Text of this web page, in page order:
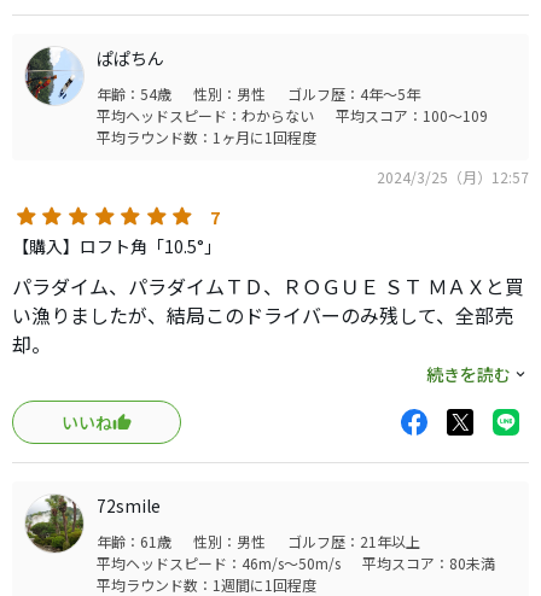
IP旗が220Y付近のゴルフ場でELYTEだとこの時期は越える
かちょい越えるぐらいの飛距離ですが、EPICは当たりが悪
くても余裕でオーバー。
ちょい飛ばし屋な気分を味合わせてくれる良いドライバー
でスーパーサブとして使用して行くつもりです。
ぱぱちん
年齢：54歳 性別：男性
ゴルフ歴：4年～5年
平均ヘッドスピード：わからない
平均スコア：100～109
平均ラウンド数：1ヶ月に1回程度
2024/3/25（月）12:57
7
【購入】ロフト角「10.5°」
パラダイム、パラダイムＴＤ、ＲＯＧＵＥ ＳＴ ＭＡＸと買
い漁りましたが、結局このドライバーのみ残して、全部売
却。
パラダイム:何故かソール後方でのダフリが頻発。ネジ式の
錘でなく、バランス調整が少し面倒。
パラダイムＴＤ:地面に置いた時の座りが悪く、常に飛球線
へのセットアップが必要。打感と打音は良好。試打るの石
井プロが言う引っかけ頻発は余り出ず。
ＲＯＧＵＥ ＳＴ ＭＡＸ:トップブレードは真っ直ぐ飛球線方
向を向いているが、フェースの形が悪いのか、フックフェ
続きを読む
いいね
72smile
年齢：61歳 性別：男性
ゴルフ歴：21年以上
平均ヘッドスピード：46m/s～50m/s
平均スコア：80未満
平均ラウンド数：1週間に1回程度